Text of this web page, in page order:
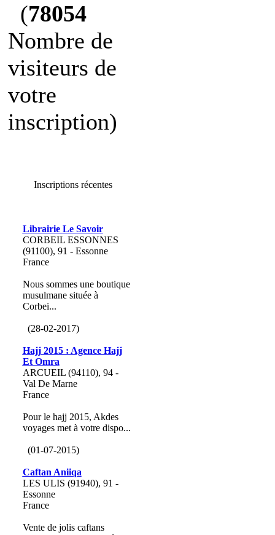
(78054
Nombre de
visiteurs de
votre
inscription)
Inscriptions récentes
Librairie Le Savoir
CORBEIL ESSONNES
(91100), 91 - Essonne
France
Nous sommes une boutique
musulmane située à
Corbei...
(28-02-2017)
Hajj 2015 : Agence Hajj
Et Omra
ARCUEIL (94110), 94 -
Val De Marne
France
Pour le hajj 2015, Akdes
voyages met à votre dispo...
(01-07-2015)
Caftan Aniiqa
LES ULIS (91940), 91 -
Essonne
France
Vente de jolis caftans